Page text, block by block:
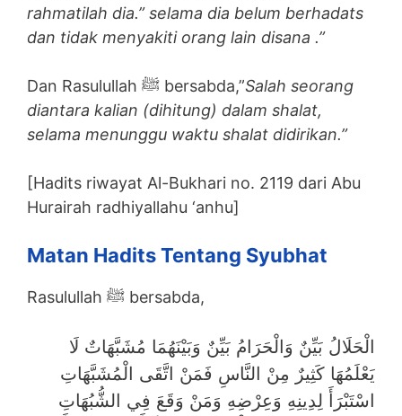
rahmatilah dia.” selama dia belum berhadats
dan tidak menyakiti orang lain disana .”
Dan Rasulullah ﷺ bersabda,”Salah seorang
diantara kalian (dihitung) dalam shalat,
selama menunggu waktu shalat didirikan.”
[Hadits riwayat Al-Bukhari no. 2119 dari Abu
Hurairah radhiyallahu ‘anhu]
Matan Hadits Tentang Syubhat
Rasulullah ﷺ bersabda,
الْحَلَالُ بَيِّنٌ وَالْحَرَامُ بَيِّنٌ وَبَيْنَهُمَا مُشَبَّهَاتٌ لَا
يَعْلَمُهَا كَثِيرٌ مِنْ النَّاسِ فَمَنْ اتَّقَى الْمُشَبَّهَاتِ
اسْتَبْرَأَ لِدِينِهِ وَعِرْضِهِ وَمَنْ وَقَعَ فِي الشُّبُهَاتِ